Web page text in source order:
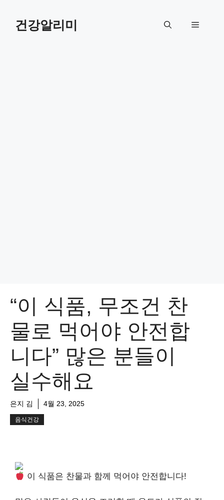
건강알리미 메
“이 식품, 무조건 찬
물로 먹어야 안전합
니다” 많은 분들이
실수해요
은지 김 4월 23, 2025
음식건강
이 식품은 찬물과 함께 먹어야 안전합니다!